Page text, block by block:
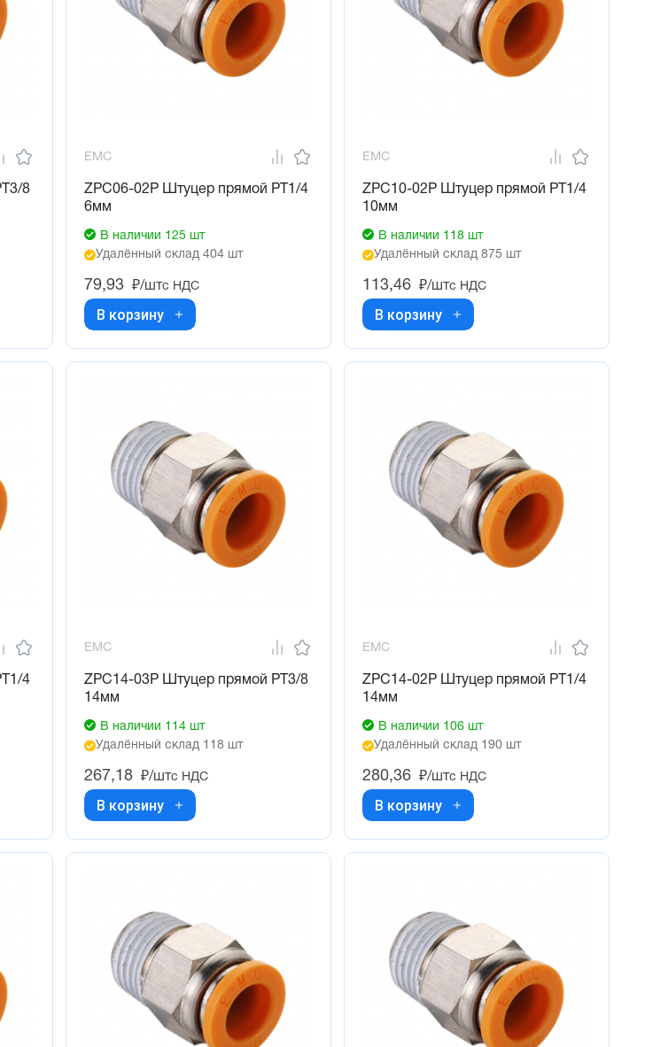
8
EMC
ZPC06-02P Штуцер прямой PT1/4
6мм
В наличии 125 шт
Удалённый склад 404 шт
79,93 ₽/штс НДС
В корзину
EMC
ZPC10-02P Штуцер прямой PT1/4
10мм
В наличии 118 шт
Удалённый склад 875 шт
113,46 ₽/штс НДС
В корзину
4
EMC
ZPC14-03P Штуцер прямой PT3/8
14мм
В наличии 114 шт
Удалённый склад 118 шт
267,18 ₽/штс НДС
В корзину
EMC
ZPC14-02P Штуцер прямой PT1/4
14мм
В наличии 106 шт
Удалённый склад 190 шт
280,36 ₽/штс НДС
В корзину